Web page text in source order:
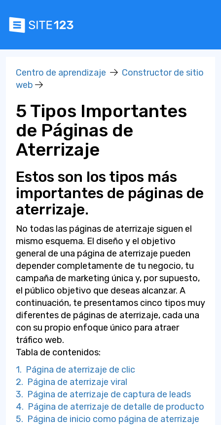
Centro de aprendizaje
Constructor de sitio
web
5 Tipos Importantes
de Páginas de
Aterrizaje
Estos son los tipos más
importantes de páginas de
aterrizaje.
No todas las páginas de aterrizaje siguen el
mismo esquema. El diseño y el objetivo
general de una página de aterrizaje pueden
depender completamente de tu negocio, tu
campaña de marketing única y, por supuesto,
el público objetivo que deseas alcanzar. A
continuación, te presentamos cinco tipos muy
diferentes de páginas de aterrizaje, cada una
con su propio enfoque único para atraer
tráfico web.
Tabla de contenidos:
1. Página de aterrizaje de clic
2. Página de aterrizaje viral
3. Página de aterrizaje de captura de leads
4. Página de aterrizaje de detalle de producto
5. Página de inicio como página de aterrizaje